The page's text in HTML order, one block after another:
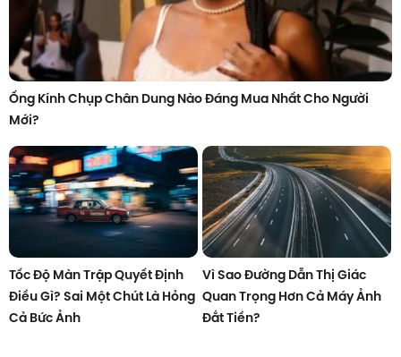
Ống Kính Chụp Chân Dung Nào Đáng Mua Nhất Cho Người
Mới?
Tốc Độ Màn Trập Quyết Định
Điều Gì? Sai Một Chút Là Hỏng
Cả Bức Ảnh
Vì Sao Đường Dẫn Thị Giác
Quan Trọng Hơn Cả Máy Ảnh
Đắt Tiền?